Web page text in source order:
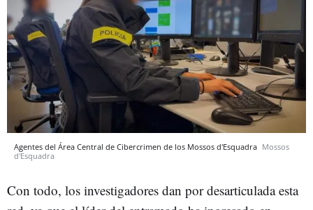
Agentes del Área Central de Cibercrimen de los Mossos d'Esquadra Mossos
d'Esquadra
Con todo, los investigadores dan por desarticulada esta